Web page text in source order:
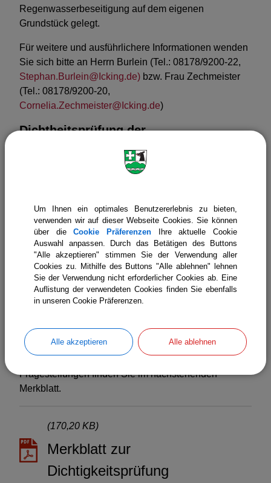
Regenwasserbeseitigung auf dem eigenen
Grundstück gelegt.
Für weitere und ausführlichere Informationen wenden
Sie sich bitte an Herrn Burlein (Tel.: 08178/9200-22,
Stephan.Burlein@Icking.de) bzw. Frau Zechmeister
(Tel.: 08178/9200-20,
Cornelia.Zechmeister@Icking.de)
Dichtheitsprüfung der
regelmäßigen Untersuchung der
Grundstücksentwässerungsanlagen informiert.
Der Dichtheitsnachweis, bestätigt durch das Protokoll
zur Dichtheitsprüfung
, ist bis zum30.06.2022in
der Gemeinde abzugeben. Bei Undichtheiten sind die
erforderlichen Sanierungsarbeiten zu veranlassen.
Hierfür haben Sie ab dem Datum der ersten
Verfügung.
Fragestellungen finden Sie im nachstehenden
Merkblatt.
(170,20 KB)
Merkblatt zur
Dichtigkeitsprüfung
Um Ihnen ein optimales Benutzererlebnis zu bieten,
verwenden wir auf dieser Webseite Cookies. Sie können
über dieCookie Präferenzen Ihre aktuelle Cookie
Auswahl anpassen. Durch das Betätigen des Buttons
"Alle akzeptieren" stimmen Sie der Verwendung aller
Cookies zu. Mithilfe des Buttons "Alle ablehnen" lehnen
Sie der Verwendung nicht erforderlicher Cookies ab. Eine
Auflistung der verwendeten Cookies finden Sie ebenfalls
in unseren Cookie Präferenzen.
Alle akzeptieren Alle ablehnen